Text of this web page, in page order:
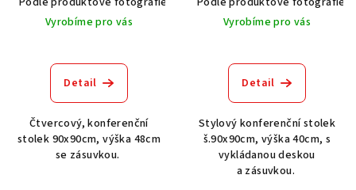
Vyrobíme pro vás
Detail
Čtvercový, konferenční
stolek 90x90cm, výška 48cm
se zásuvkou.
Vyrobíme pro vás
Detail
Stylový konferenční stolek
š.90x90cm, výška 40cm, s
vykládanou deskou
a zásuvkou.